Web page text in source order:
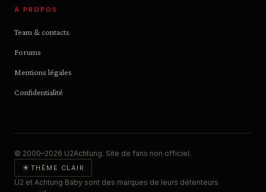
À PROPOS
Team & contacts
Forums
Mentions légales
Confidentialité
© 2000–2026 U2Achtung. Site de fans non officiel.
☀ THÈME CLAIR
U2 et Achtung Baby sont des marques de leurs détenteurs